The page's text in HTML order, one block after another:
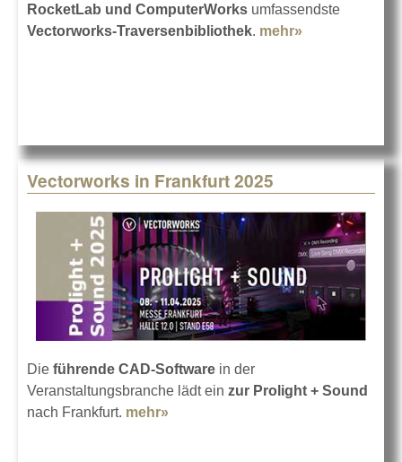
RocketLab und ComputerWorks umfassendste
Vectorworks-Traversenbibliothek. mehr»
Vectorworks in Frankfurt 2025
Die führende CAD-Software in der
Veranstaltungsbranche lädt ein zur Prolight + Sound
nach Frankfurt. mehr»